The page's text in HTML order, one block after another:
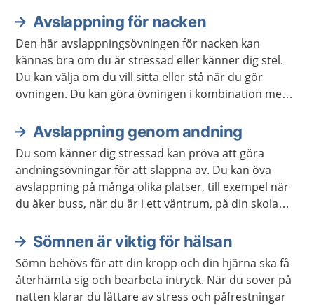
Avslappning för nacken
Den här avslappningsövningen för nacken kan
kännas bra om du är stressad eller känner dig stel.
Du kan välja om du vill sitta eller stå när du gör
övningen. Du kan göra övningen i kombination med
Avslappning genom andning
Du som känner dig stressad kan pröva att göra
andningsövningar för att slappna av. Du kan öva
avslappning på många olika platser, till exempel när
du åker buss, när du är i ett väntrum, på din skola
du ligger ner.
Sömnen är viktig för hälsan
Sömn behövs för att din kropp och din hjärna ska få
återhämta sig och bearbeta intryck. När du sover på
natten klarar du lättare av stress och påfrestningar